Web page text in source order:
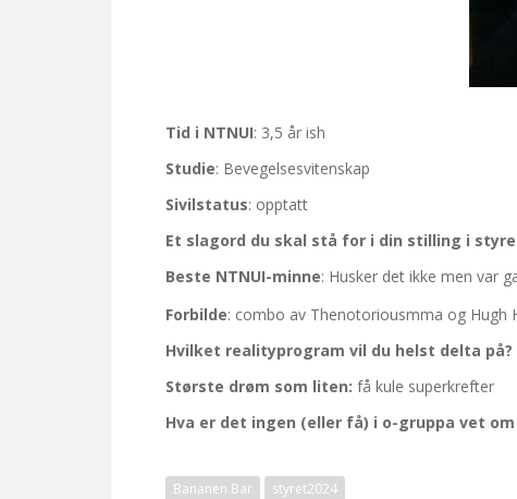
Tid i NTNUI: 3,5 år ish
Studie: Bevegelsesvitenskap
Sivilstatus: opptatt
Et slagord du skal stå for i din stilling i
Beste NTNUI-minne: Husker det ikke men var
Forbilde: combo av Thenotoriousmma og Hugh
Hvilket realityprogram vil du helst delta på?
Største drøm som liten: få kule superkrefter
Hva er det ingen (eller få) i o-gruppa vet om
Bananen Bar styret2024